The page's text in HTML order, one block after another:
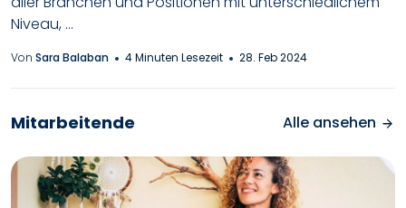
Niveau, ...
Von Sara Balaban 4 Minuten Lesezeit 28. Feb 2024
Mitarbeitende Alle ansehen